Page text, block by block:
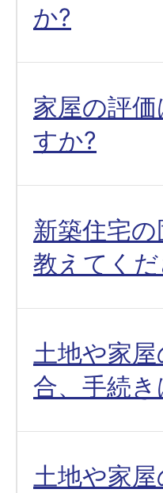
か?
家屋の評
すか?
新築住宅
教えてく
土地や家
合、手続
土地や家